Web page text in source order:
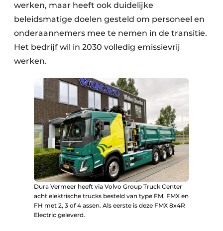
werken, maar heeft ook duidelijke
beleidsmatige doelen gesteld om personeel en
onderaannemers mee te nemen in de transitie.
Het bedrijf wil in 2030 volledig emissievrij
werken.
Dura Vermeer heeft via Volvo Group Truck Center
acht elektrische trucks besteld van type FM, FMX en
FH met 2, 3 of 4 assen. Als eerste is deze FMX 8x4R
Electric geleverd.